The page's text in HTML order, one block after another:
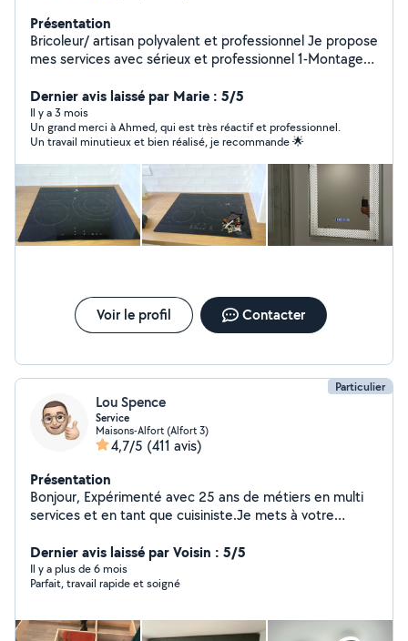
Présentation
Bricoleur/ artisan polyvalent et professionnel Je propose
mes services avec sérieux et professionnel 1-Montage
éléments,cadres, miroir....) 3-peinture 4 changement
Dernier avis laissé par Marie : 5/5
Il y a 3 mois
Un grand merci à Ahmed, qui est très réactif et professionnel.
Un travail minutieux et bien réalisé, je recommande 🌟
Voir le profil Contacter
Particulier
Lou Spence
Service
Maisons-Alfort (Alfort 3)
4,7/5 (411 avis)
Présentation
Bonjour, Expérimenté avec 25 ans de métiers en multi
services et en tant que cuisiniste.Je mets à votre
années. Je suis spécialisé dans plusieurs corps de
métiers que j'ai exercé et que j'exerce encore.
Installation électrique ( tableau, motorisation, lustre,
tels que, l'installation de luminaires, la pose d'étagères,
Dernier avis laissé par Voisin : 5/5
Il y a plus de 6 mois
Parfait, travail rapide et soigné